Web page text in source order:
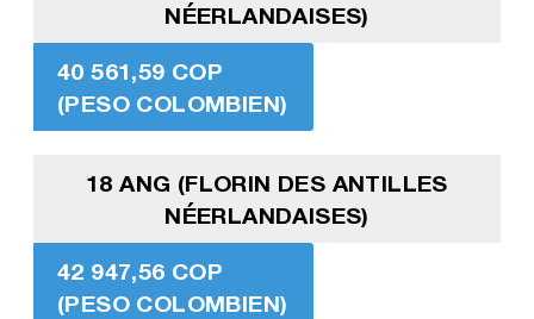
NÉERLANDAISES)
40 561,59 COP
(PESO COLOMBIEN)
18 ANG (FLORIN DES ANTILLES
NÉERLANDAISES)
42 947,56 COP
(PESO COLOMBIEN)